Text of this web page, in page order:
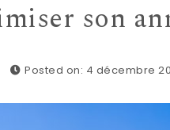
son
Posted on: 4 décembre